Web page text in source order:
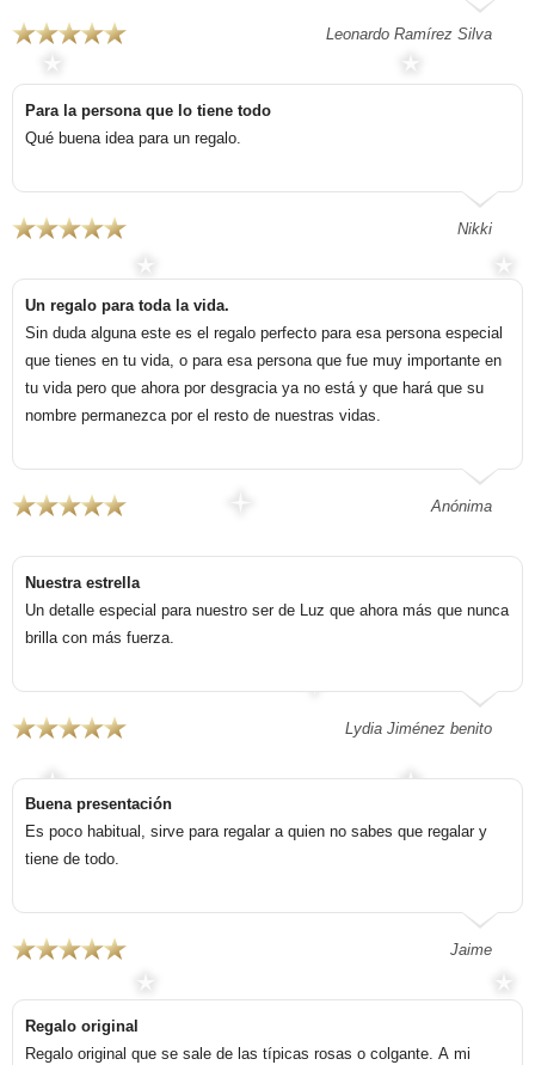
Leonardo Ramírez Silva
Para la persona que lo tiene todo
Qué buena idea para un regalo.
Nikki
Un regalo para toda la vida.
Sin duda alguna este es el regalo perfecto para esa persona especial
que tienes en tu vida, o para esa persona que fue muy importante en
tu vida pero que ahora por desgracia ya no está y que hará que su
nombre permanezca por el resto de nuestras vidas.
Anónima
Nuestra estrella
Un detalle especial para nuestro ser de Luz que ahora más que nunca
brilla con más fuerza.
Lydia Jiménez benito
Buena presentación
Es poco habitual, sirve para regalar a quien no sabes que regalar y
tiene de todo.
Jaime
Regalo original
Regalo original que se sale de las típicas rosas o colgante. A mi